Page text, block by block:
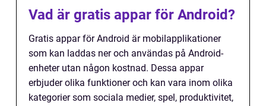
Vad är gratis appar för Android?
Gratis appar för Android är mobilapplikationer
som kan laddas ner och användas på Android-
enheter utan någon kostnad. Dessa appar
erbjuder olika funktioner och kan vara inom olika
kategorier som sociala medier, spel, produktivitet,